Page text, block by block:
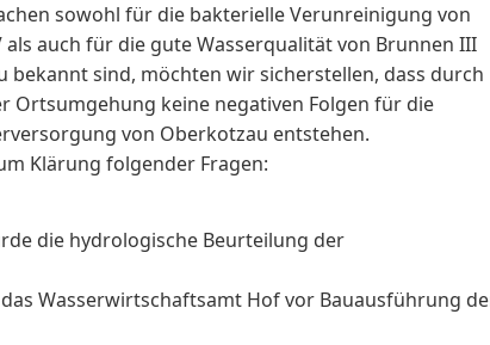
sowohl für die bakterielle Verunreinigung von
als auch für die gute Wasserqualität von Brunnen III
bekannt sind, möchten wir sicherstellen, dass durch
Ortsumgehung keine negativen Folgen für die
von Oberkotzau entstehen.
Klärung folgender Fragen:
die hydrologische Beurteilung der
Wasserwirtschaftsamt Hof vor Bauausführung